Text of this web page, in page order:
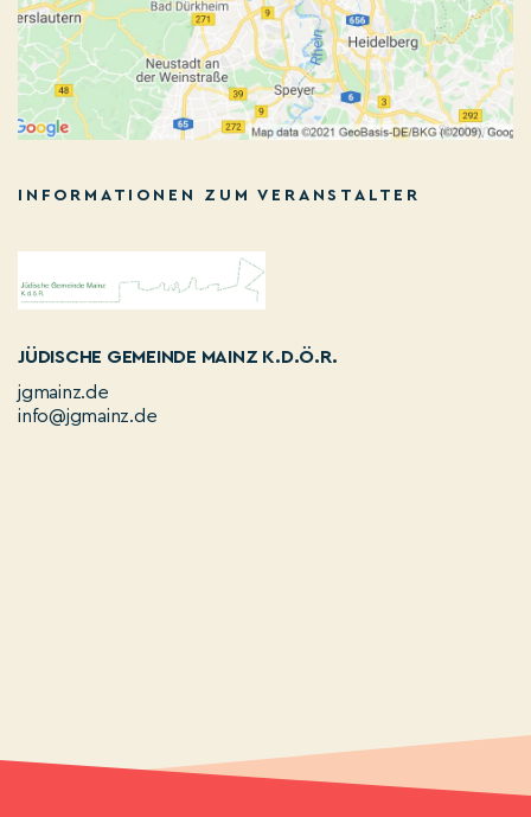
INFORMATIONEN ZUM VERANSTALTER
JÜDISCHE GEMEINDE MAINZ K.D.Ö.R.
jgmainz.de
info@jgmainz.de